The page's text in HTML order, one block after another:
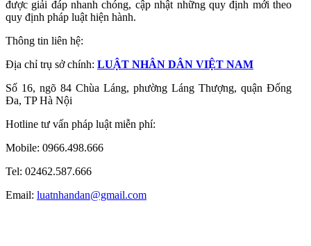
được giải đáp nhanh chóng, cập nhật những quy định mới theo
quy định pháp luật hiện hành.
Thông tin liên hệ:
Địa chỉ trụ sở chính: LUẬT NHÂN DÂN VIỆT NAM
Số 16, ngõ 84 Chùa Láng, phường Láng Thượng, quận Đống
Đa, TP Hà Nội
Hotline tư vấn pháp luật miễn phí:
Mobile: 0966.498.666
Tel: 02462.587.666
Email: luatnhandan@gmail.com